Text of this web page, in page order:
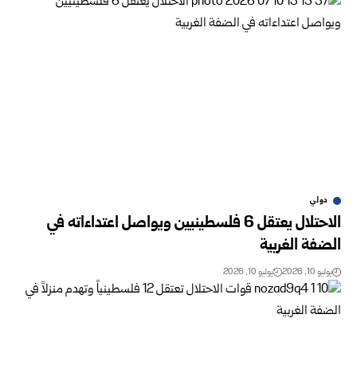
دولي
الاحتلال يعتقل 6 فلسطينيين ويواصل اعتداءاته في
الضفة الغربية
يوليو 10, 2026 يوليو 10, 2026